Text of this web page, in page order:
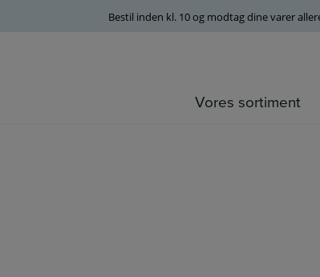
Bestil inden kl. 10 og modtag dine varer
Vores sortiment